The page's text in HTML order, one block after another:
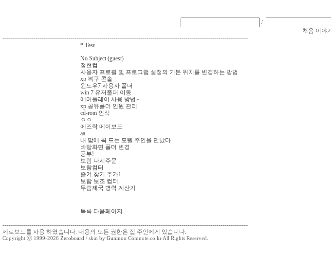
/
처음 이야기
------------------------------------------------------------------------------------------------------------------------------
* Test
No Subject (guest)
정현컴
사용자 프로필 및 프로그램 설정의 기본 위치를 변경하는 방법
xp 복구 콘솔
윈도우7 사용자 폴더
win 7 유저폴더 이동
에어플레이 사용 방법~
xp 공유폴더 인원 관리
cd-rom 인식
ㅇㅇ
에즈락 메이보드
aa
내 맘에 꼭 드는 모텔 주인을 만났다
바탕화면 폴더 변경
공부!
보람 다시주문
보람컴터
즐겨 찾기 추가1
보람 보조 컴터
무림제국 병력 계산기
목록 다음페이지
------------------------------------------------------------------------------------------------------------------------------
제로보드를 사용 하였습니다. 내용의 모든 권한은 집 주인에게 있습니다.
Copyright ⓒ 1999-2026 Zeroboard / skin by Gunmoo Comnote.co.kr All Rights Reserved.